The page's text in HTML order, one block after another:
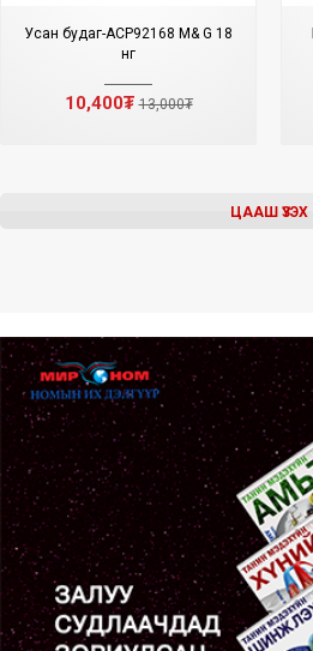
Усан будаг-ACP92168 M& G 18
өнгө
10,400₮13,000₮
ЦААШ ҮЗЭХ